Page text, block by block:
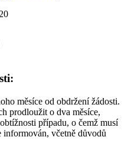
měsíce od obdržení žádosti.
prodloužit o dva měsíce,
případu, o čemž musí
informován, včetně důvodů